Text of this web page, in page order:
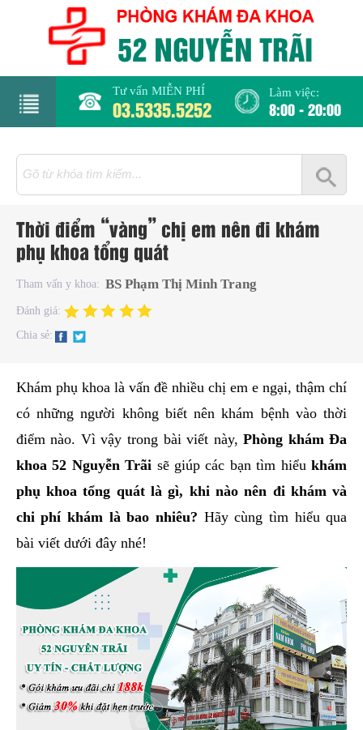
Tư vấn MIỄN PHÍ
03.5335.5252
Làm việc:
8:00 - 20:00
Thời điểm “vàng” chị em nên đi khám
phụ khoa tổng quát
Tham vấn y khoa: BS Phạm Thị Minh Trang
Đánh giá:
Chia sẻ:
Khám phụ khoa là vấn đề nhiều chị em e ngại, thậm chí
có những người không biết nên khám bệnh vào thời
điểm nào. Vì vậy trong bài viết này,Phòng khám Đa
khoa 52 Nguyễn Trãi sẽ giúp các bạn tìm hiểukhám
phụ khoa tổng quát là gì, khi nào nên đi khám và
chi phí khám là bao nhiêu? Hãy cùng tìm hiểu qua
bài viết dưới đây nhé!